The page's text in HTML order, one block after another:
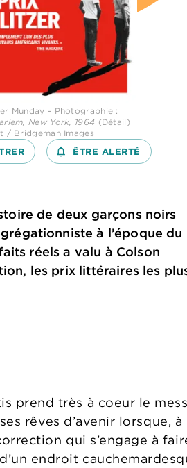
Munday - Photographie :
New York, 1964 (Détail)
/ Bridgeman Images
notifications_none_outlined
ÊTRE ALERTÉ
de deux garçons noirs
à l’époque du
réels a valu à Colson
les prix littéraires les
prend très à coeur le
rêves d’avenir lorsque, à
qui s’engage à
endroit